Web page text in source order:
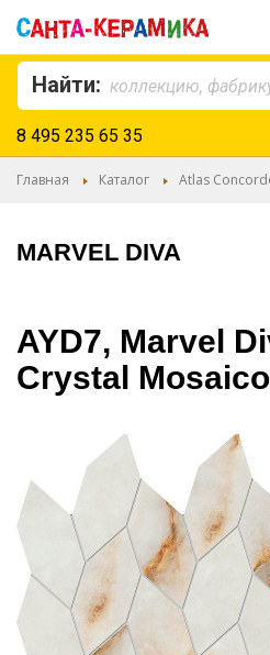
Найти:
8 495 235 65 35
Главная Каталог Atlas
MARVEL DIVA
AYD7, Marvel
Crystal